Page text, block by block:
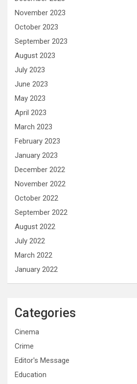
November 2023
October 2023
September 2023
August 2023
July 2023
June 2023
May 2023
April 2023
March 2023
February 2023
January 2023
December 2022
November 2022
October 2022
September 2022
August 2022
July 2022
March 2022
January 2022
Categories
Cinema
Crime
Editor's Message
Education